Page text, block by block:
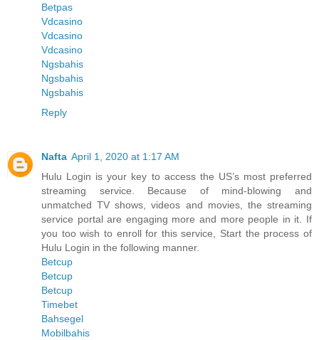
Betpas
Vdcasino
Vdcasino
Vdcasino
Ngsbahis
Ngsbahis
Ngsbahis
Reply
Nafta April 1, 2020 at 1:17 AM
Hulu Login is your key to access the US’s most preferred
streaming service. Because of mind-blowing and
unmatched TV shows, videos and movies, the streaming
service portal are engaging more and more people in it. If
you too wish to enroll for this service, Start the process of
Hulu Login in the following manner.
Betcup
Betcup
Betcup
Timebet
Bahsegel
Mobilbahis